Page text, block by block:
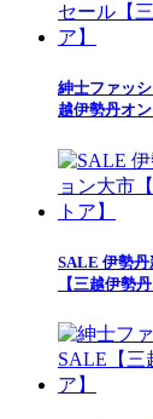
紳士ファッ
越伊勢丹オン
SALE 伊勢
【三越伊勢